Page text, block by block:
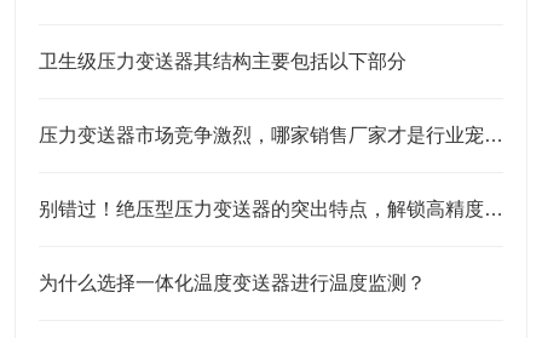
卫生级压力变送器其结构主要包括以下部分
压力变送器市场竞争激烈，哪家销售厂家才是行业宠儿？
别错过！绝压型压力变送器的突出特点，解锁高精度测量的底层逻辑
为什么选择一体化温度变送器进行温度监测？